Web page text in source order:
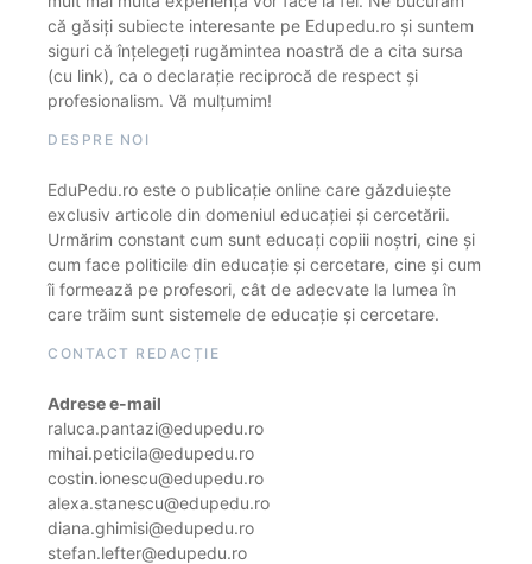
că găsiți subiecte interesante pe Edupedu.ro și suntem
siguri că înțelegeți rugămintea noastră de a cita sursa
(cu link), ca o declarație reciprocă de respect și
profesionalism. Vă mulțumim!
DESPRE NOI
EduPedu.ro este o publicație online care găzduiește
exclusiv articole din domeniul educației și cercetării.
Urmărim constant cum sunt educați copiii noștri, cine și
cum face politicile din educație și cercetare, cine și cum
îi formează pe profesori, cât de adecvate la lumea în
care trăim sunt sistemele de educație și cercetare.
CONTACT REDACȚIE
Adrese e-mail
raluca.pantazi@edupedu.ro
mihai.peticila@edupedu.ro
costin.ionescu@edupedu.ro
alexa.stanescu@edupedu.ro
diana.ghimisi@edupedu.ro
stefan.lefter@edupedu.ro